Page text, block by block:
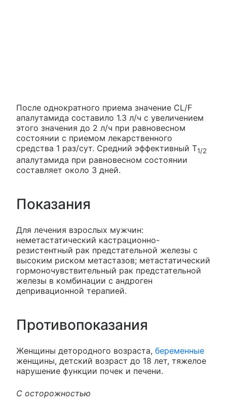
После однократного приема значение CL/F
апалутамида составило 1.3 л/ч с увеличением
этого значения до 2 л/ч при равновесном
состоянии с приемом лекарственного
средства 1 раз/сут. Средний эффективный T1/2
апалутамида при равновесном состоянии
составляет около 3 дней.
Показания
Для лечения взрослых мужчин:
неметастатический кастрационно-
резистентный рак предстательной железы с
высоким риском метастазов; метастатический
гормоночувствительный рак предстательной
железы в комбинации с андроген
депривационной терапией.
Противопоказания
Женщины детородного возраста, беременные
женщины, детский возраст до 18 лет, тяжелое
нарушение функции почек и печени.
С осторожностью